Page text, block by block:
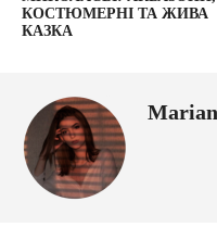
КОСТЮМЕРНІ ТА ЖИВА
КАЗКА